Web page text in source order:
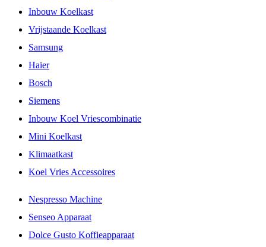
Inbouw Koelkast
Vrijstaande Koelkast
Samsung
Haier
Bosch
Siemens
Inbouw Koel Vriescombinatie
Mini Koelkast
Klimaatkast
Koel Vries Accessoires
Nespresso Machine
Senseo Apparaat
Dolce Gusto Koffieapparaat